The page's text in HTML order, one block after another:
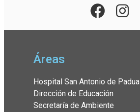
Áreas
Hospital San Antonio de Padua
Dirección de Educación
Secretaría de Ambiente